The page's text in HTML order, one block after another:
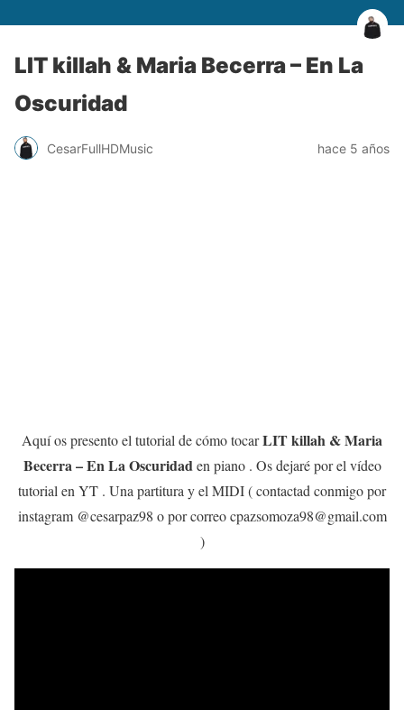
LIT killah & Maria Becerra – En La
Oscuridad
CesarFullHDMusic hace 5 años
Aquí os presento el tutorial de cómo tocarLIT killah & Maria
Becerra – En La Oscuridaden piano . Os dejaré por el vídeo
tutorial en YT . Una partitura y el MIDI ( contactad conmigo por
instagram @cesarpaz98 o por correo cpazsomoza98@gmail.com
)